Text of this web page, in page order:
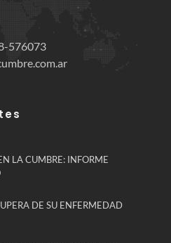
576073
LA CUMBRE: INFORME
DE SU ENFERMEDAD